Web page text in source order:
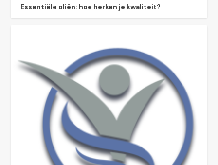
Essentiële oliën: hoe herken je kwaliteit?